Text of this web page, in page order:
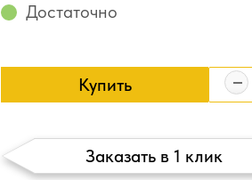
Достаточно
Купить
Заказать в 1 клик